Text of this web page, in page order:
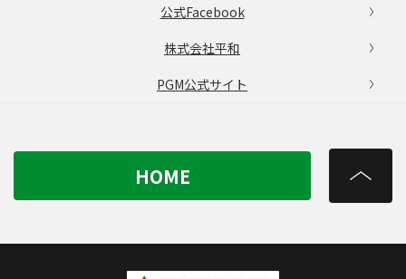
公式Facebook
株式会社平和
PGM公式サイト
HOME